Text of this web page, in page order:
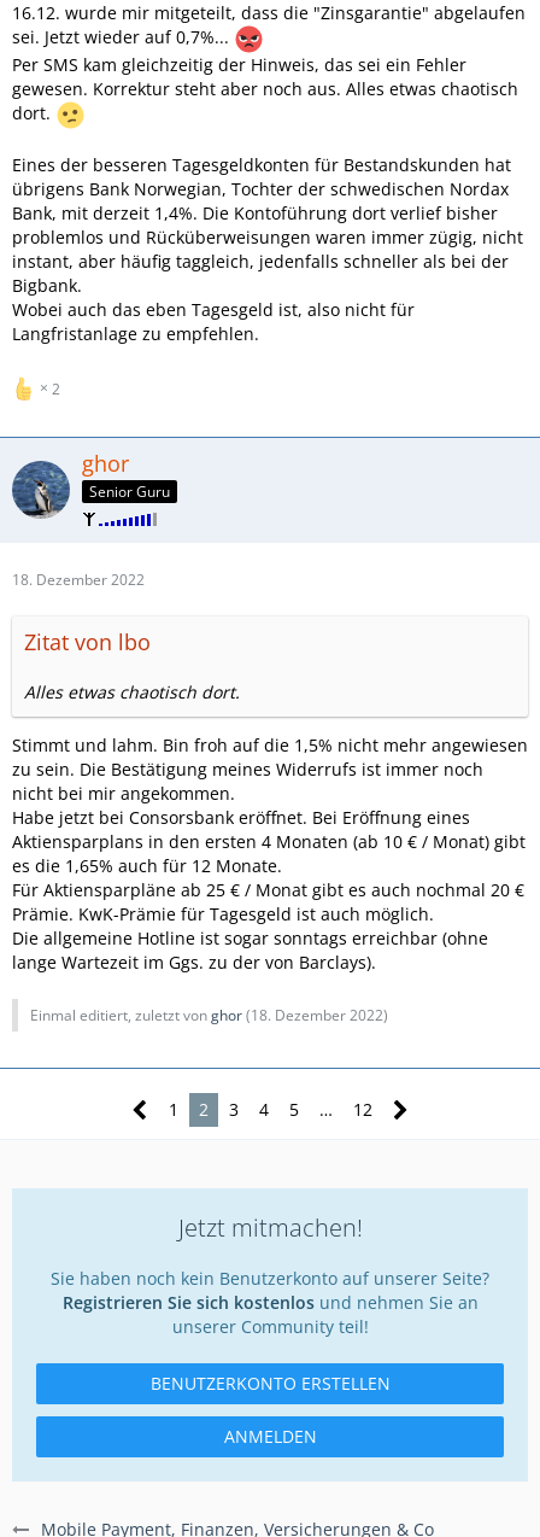
Mobile Payment, Finanzen, Versicherungen & Co
16.12. wurde mir mitgeteilt, dass die "Zinsgarantie" abgelaufen
sei. Jetzt wieder auf 0,7%...
Per SMS kam gleichzeitig der Hinweis, das sei ein Fehler
gewesen. Korrektur steht aber noch aus. Alles etwas chaotisch
dort.
Eines der besseren Tagesgeldkonten für Bestandskunden hat
übrigens Bank Norwegian, Tochter der schwedischen Nordax
Bank, mit derzeit 1,4%. Die Kontoführung dort verlief bisher
problemlos und Rücküberweisungen waren immer zügig, nicht
instant, aber häufig taggleich, jedenfalls schneller als bei der
Bigbank.
Wobei auch das eben Tagesgeld ist, also nicht für
Langfristanlage zu empfehlen.
2
ghor
Senior Guru
18. Dezember 2022
Zitat von lbo
Alles etwas chaotisch dort.
Stimmt und lahm. Bin froh auf die 1,5% nicht mehr angewiesen
zu sein. Die Bestätigung meines Widerrufs ist immer noch
nicht bei mir angekommen.
Habe jetzt bei Consorsbank eröffnet. Bei Eröffnung eines
Aktiensparplans in den ersten 4 Monaten (ab 10 € / Monat) gibt
es die 1,65% auch für 12 Monate.
Für Aktiensparpläne ab 25 € / Monat gibt es auch nochmal 20 €
Prämie. KwK-Prämie für Tagesgeld ist auch möglich.
Die allgemeine Hotline ist sogar sonntags erreichbar (ohne
lange Wartezeit im Ggs. zu der von Barclays).
Einmal editiert, zuletzt vonghor(18. Dezember 2022)
1 2 3 4 5 … 12
Jetzt mitmachen!
Sie haben noch kein Benutzerkonto auf unserer Seite?
Registrieren Sie sich kostenlosund nehmen Sie an
unserer Community teil!
BENUTZERKONTO ERSTELLEN
ANMELDEN